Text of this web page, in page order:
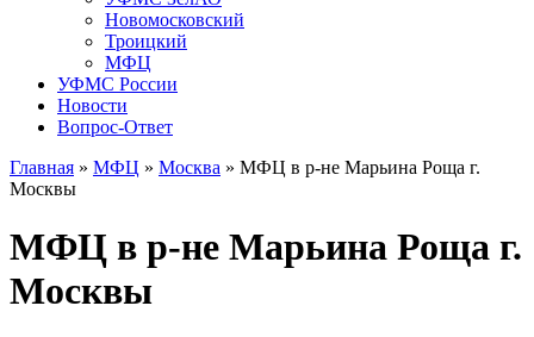
Новомосковский
Троицкий
МФЦ
УФМС России
Новости
Вопрос-Ответ
Главная » МФЦ » Москва » МФЦ в р-не Марьина Роща г.
Москвы
МФЦ в р-не Марьина Роща г.
Москвы